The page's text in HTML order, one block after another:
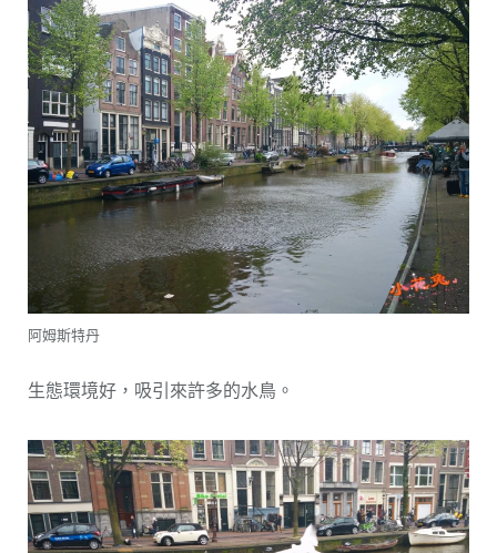
阿姆斯特丹
生態環境好，吸引來許多的水鳥。